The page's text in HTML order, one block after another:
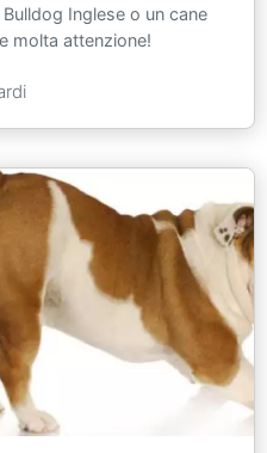
Inglese o un cane
molta attenzione!